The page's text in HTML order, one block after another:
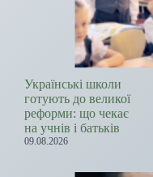
Українські школи
готують до великої
реформи: що чекає
на учнів і батьків
09.08.2026